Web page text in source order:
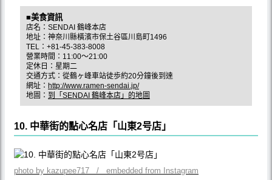
■美食資訊
店名：SENDAI 鶴峰本店
地址：神奈川縣橫濱市保土谷區川島町1496
TEL：+81-45-383-8008
營業時間：11:00～21:00
定休日：星期二
交通方式：從鶴ヶ峰車站徒歩約20分鐘後到達
網址： http://www.ramen-sendai.jp/
地圖： 到「SENDAI 鶴峰本店」的地圖
10. 中華街的點心名店「山東2号店」
photo by kazupee717 / embedded from Instagram